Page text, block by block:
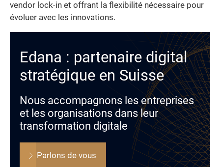
vendor lock-in et offrant la flexibilité nécessaire pour
évoluer avec les innovations.
Edana : partenaire digital
stratégique en Suisse
Nous accompagnons les entreprises
et les organisations dans leur
transformation digitale
Parlons de vous